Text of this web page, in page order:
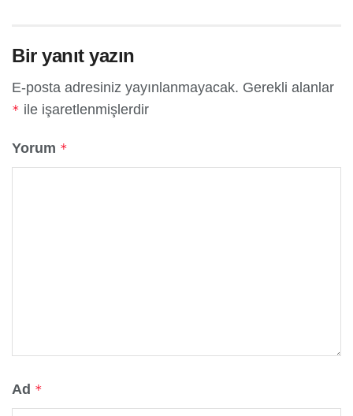
Bir yanıt yazın
E-posta adresiniz yayınlanmayacak. Gerekli alanlar
* ile işaretlenmişlerdir
Yorum *
Ad *